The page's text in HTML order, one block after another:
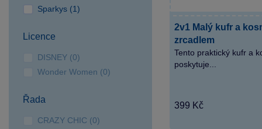
CITYPARK
Hradec
SPARKYS Klatovy
SPARKYS Liberec OC
Plaza
Haná
Sparkys (1)
Licence
DISNEY (0)
Wonder Women (0)
Řada
CRAZY CHIC (0)
2v1 Malý kufr a
zrcadlem
Tento praktický kufr a
poskytuje...
399 Kč